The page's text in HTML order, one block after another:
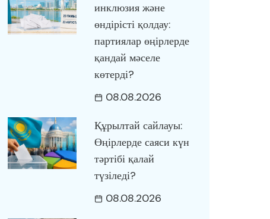
инклюзия және
өндірісті қолдау:
партиялар өңірлерде
қандай мәселе
көтерді?
08.08.2026
Құрылтай сайлауы:
Өңірлерде саяси күн
тәртібі қалай
түзіледі?
08.08.2026